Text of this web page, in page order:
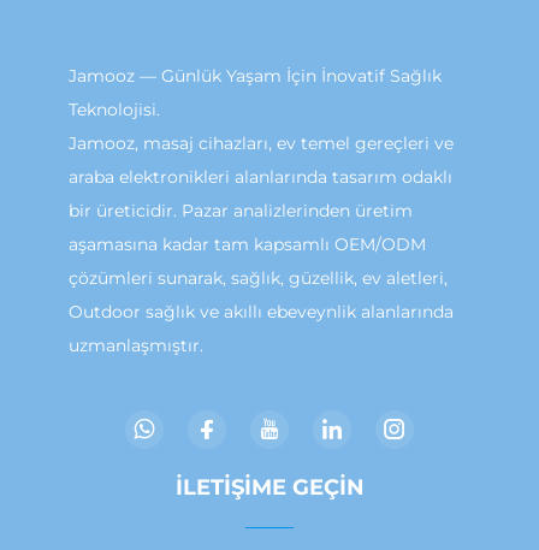
Jamooz — Günlük Yaşam İçin İnovatif Sağlık
Teknolojisi.
Jamooz, masaj cihazları, ev temel gereçleri ve
araba elektronikleri alanlarında tasarım odaklı
bir üreticidir. Pazar analizlerinden üretim
aşamasına kadar tam kapsamlı OEM/ODM
çözümleri sunarak, sağlık, güzellik, ev aletleri,
Outdoor sağlık ve akıllı ebeveynlik alanlarında
uzmanlaşmıştır.
İLETIŞIME GEÇIN